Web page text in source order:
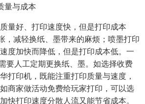
量与成本
量好、打印速度快，但是打印成本
，减轻换纸、墨带来的麻烦；喷墨打印
度加快而降低，但是打印成本低。一
要人工定期更换纸、墨。如选择收费
打印机，既能注重打印质量与速度，
商家做活动免费给玩家打印，可以选
快打印速度分散人流又能节省成本。